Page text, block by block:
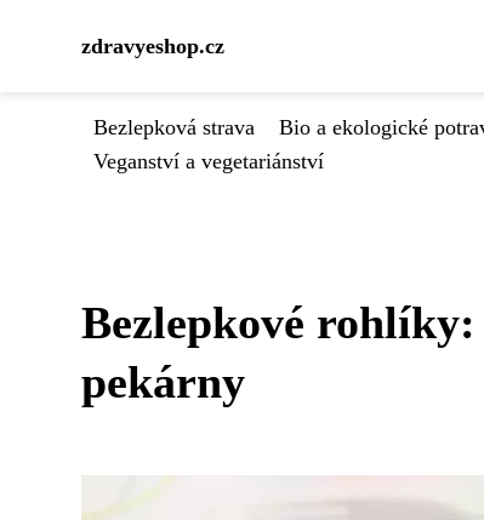
zdravyeshop.cz
Bezlepková strava Bio a ekologické
Veganství a vegetariánství
Bezlepkové
pekárny